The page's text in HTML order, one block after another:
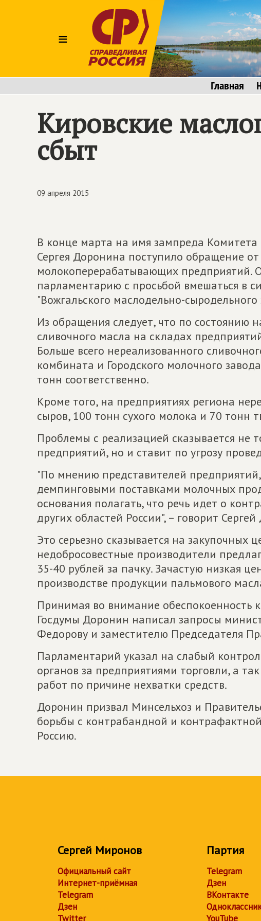
≡
Главная
Кировские
сбыт
09 апреля 2015
В конце марта на имя зампреда
Сергея Доронина поступило обращение
молокоперерабатывающих предприятий.
парламентарию с просьбой вмешаться в
"Вожгальского маслодельно-
Из обращения следует, что по состоянию
сливочного масла на складах
Больше всего нереализованного
комбината и Городского молочного
тонн соответственно.
Кроме того, на предприятиях региона
сыров, 100 тонн сухого молока и 70 тонн
Проблемы с реализацией сказывается не
предприятий, но и ставит по угрозу
"По мнению представителей
демпинговыми поставками молочных
основания полагать, что речь идет о
других областей России", – говорит
Это серьезно сказывается на закупочных
недобросовестные производители
35-40 рублей за пачку. Зачастую низкая
производстве продукции пальмового
Принимая во внимание обеспокоенность
Госдумы Доронин написал запросы
Федорову и заместителю Председателя
Парламентарий указал на слабый
органов за предприятиями торговли, а
работ по причине нехватки средств.
Доронин призвал Минсельхоз и
борьбы с контрабандной и
Россию.
Сергей Миронов
Официальный сайт
Интернет-приёмная
Telegram
Дзен
Twitter
Партия
Telegram
Дзен
ВКонтакте
YouTube